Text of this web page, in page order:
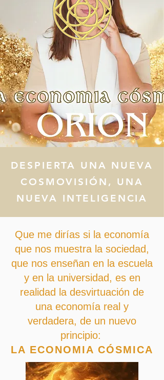
DESPIERTA UNA NUEVA
COSMOVISIÓN, UNA
NUEVA INTELIGENCIA
Que me dirías si la economía
que nos muestra la sociedad,
que nos enseñan en la escuela
y en la universidad, es en
realidad la desvirtuación de
una economía real y
verdadera, de un nuevo
principio:
LA ECONOMIA CÓSMICA